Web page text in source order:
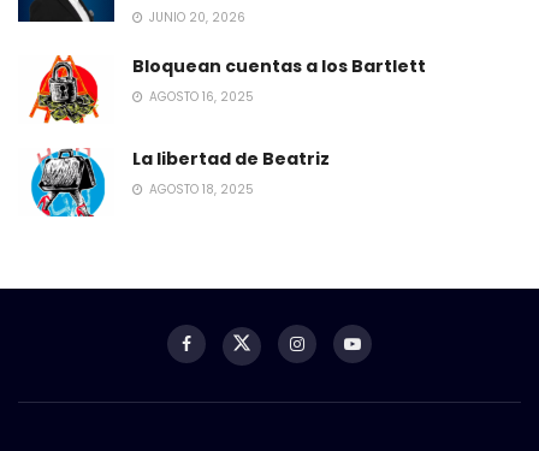
JUNIO 20, 2026
Bloquean cuentas a los Bartlett
AGOSTO 16, 2025
La libertad de Beatriz
AGOSTO 18, 2025